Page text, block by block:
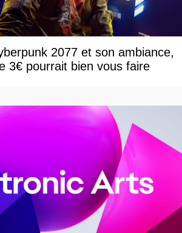
2077 et son ambiance,
3€ pourrait bien vous faire